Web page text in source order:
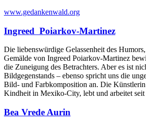
www.gedankenwald.org
Ingreed Poiarkov-Martinez
Die liebenswürdige Gelassenheit des
Gemälde von Ingreed Poiarkov-Martinez
die Zuneigung des Betrachters. Aber es ist
Bildgegenstands – ebenso spricht uns die
Bild- und Farbkomposition an. Die
Kindheit in Mexiko-City, lebt und arbeitet
Bea Vrede Aurin